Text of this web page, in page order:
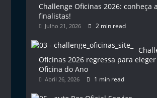
Challenge Oficinas 2026: conheça
finalistas!
Julho 21, 2026 2 min read
Oficinas 2026 regressa para
Oficina do Ano
Abril 26, 2026 1 min read